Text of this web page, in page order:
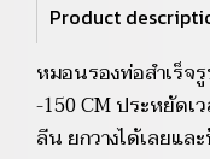
Product
หมอนรองท่อสำเร็จ
-150 CM ประหยัดเ
ลีน ยกวางได้เลยแล